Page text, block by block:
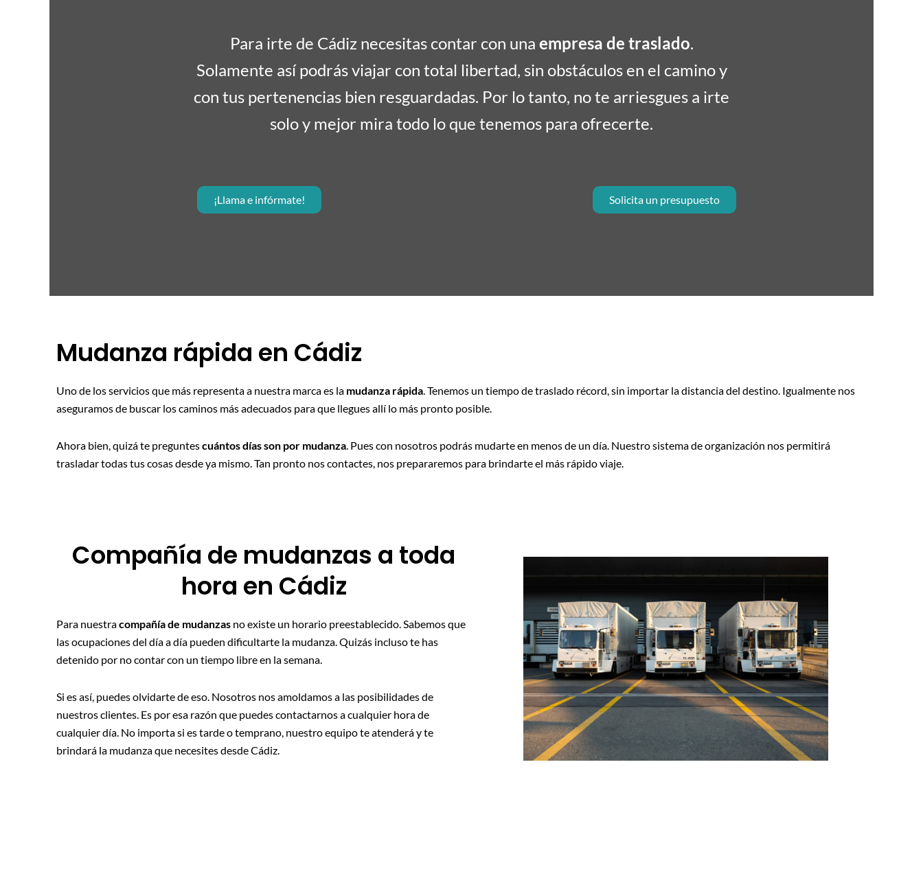
Para irte de Cádiz necesitas contar con una empresa de traslado.
Solamente así podrás viajar con total libertad, sin obstáculos en el camino y
con tus pertenencias bien resguardadas. Por lo tanto, no te arriesgues a irte
solo y mejor mira todo lo que tenemos para ofrecerte.
¡Llama e infórmate! Solicita un presupuesto
Mudanza rápida en Cádiz
Uno de los servicios que más representa a nuestra marca es la mudanza rápida . Tenemos un tiempo de traslado récord, sin importar la distancia del destino. Igualmente nos
aseguramos de buscar los caminos más adecuados para que llegues allí lo más pronto posible.
Ahora bien, quizá te preguntescuántos días son por mudanza . Pues con nosotros podrás mudarte en menos de un día. Nuestro sistema de organización nos permitirá
trasladar todas tus cosas desde ya mismo. Tan pronto nos contactes, nos prepararemos para brindarte el más rápido viaje.
Compañía de mudanzas a toda
hora en Cádiz
Para nuestracompañía de mudanzas no existe un horario preestablecido. Sabemos que
las ocupaciones del día a día pueden dificultarte la mudanza. Quizás incluso te has
detenido por no contar con un tiempo libre en la semana.
Si es así, puedes olvidarte de eso. Nosotros nos amoldamos a las posibilidades de
nuestros clientes. Es por esa razón que puedes contactarnos a cualquier hora de
cualquier día. No importa si es tarde o temprano, nuestro equipo te atenderá y te
brindará la mudanza que necesites desde Cádiz.